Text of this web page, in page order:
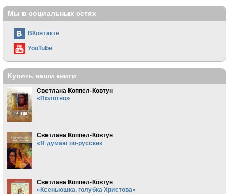
Мы в социальных сетях
ВКонтакте
YouTube
Купить наши книги
Светлана Коппел-Ковтун
«Полотно»
Светлана Коппел-Ковтун
«Я думаю по-русски»
Светлана Коппел-Ковтун
«Ксеньюшка, голубка Христова»